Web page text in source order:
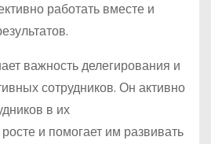
работать вместе и
важность делегирования и
сотрудников. Он активно
в их
и помогает им развивать